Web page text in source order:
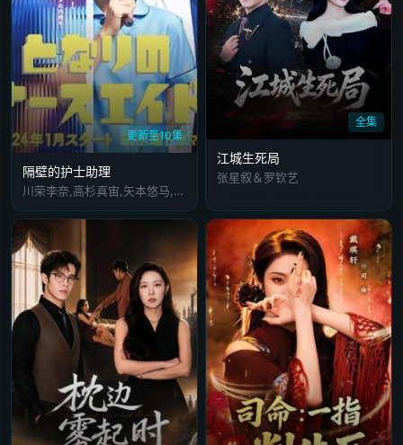
更新至10集
隔壁的护士助理
川荣李奈,高杉真宙,矢本悠马,吉住,上杉柊平,织田梨沙,古田新太,成海璃子,小手伸也,水野美纪
全集
江城生死局
张星叙＆罗钦艺